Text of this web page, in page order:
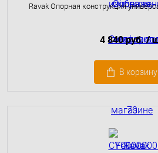
Ravak Опоpная констpукция
4 840 руб./
В корзину